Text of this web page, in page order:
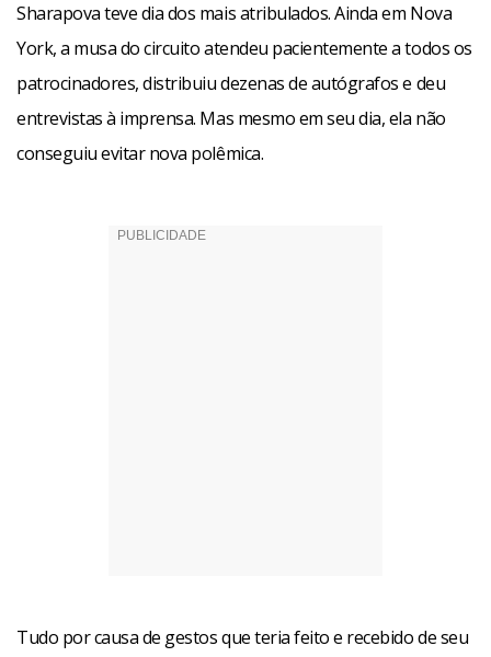
Sharapova teve dia dos mais atribulados. Ainda em Nova
York, a musa do circuito atendeu pacientemente a todos os
patrocinadores, distribuiu dezenas de autógrafos e deu
entrevistas à imprensa. Mas mesmo em seu dia, ela não
conseguiu evitar nova polêmica.
Tudo por causa de gestos que teria feito e recebido de seu